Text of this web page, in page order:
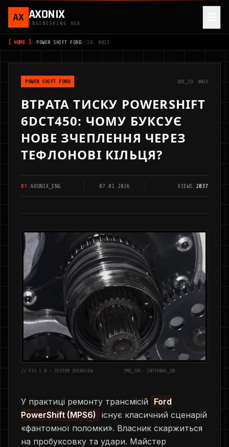
AX AXONIX
ENGINEERING HUB
[ HOME ] //POWER SHIFT FORD//ID: 0023
POWER SHIFT FORD DOC_ID: 0023
ВТРАТА ТИСКУ POWERSHIFT
6DCT450: ЧОМУ БУКСУЄ
НОВЕ ЗЧЕПЛЕННЯ ЧЕРЕЗ
ТЕФЛОНОВІ КІЛЬЦЯ?
BY:AXONIX_ENG 07.01.2026 VIEWS: 2037
// FIG 1.0 - SYSTEM OVERVIEW IMG_SRC: INTERNAL_DB
У практиці ремонту трансмісій
Ford
PowerShift (MPS6)
існує класичний сценарій
«фантомної поломки». Власник скаржиться
на пробуксовку та удари. Майстер